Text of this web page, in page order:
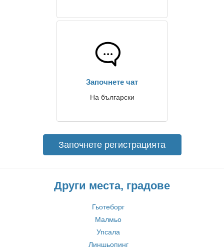
Започнете чат
На български
Започнете регистрацията
Други места, градове
Гьотеборг
Малмьо
Упсала
Линшьопинг